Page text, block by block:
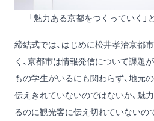
「魅力ある京都をつくっていく
締結式では、はじめに松井孝治京都
く、京都市は情報発信について課題
もの学生がいるにも関わらず、地元
伝えきれていないのではないか、魅
るのに観光客に伝え切れていないの